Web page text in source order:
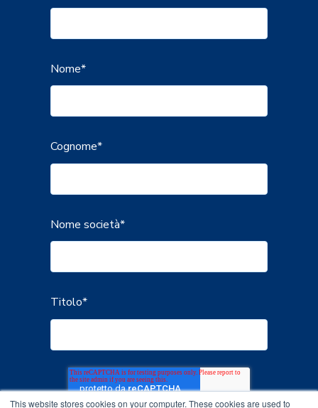
This website stores cookies on your computer. These cookies are used to
Nome*
Cognome*
Nome società*
Titolo*